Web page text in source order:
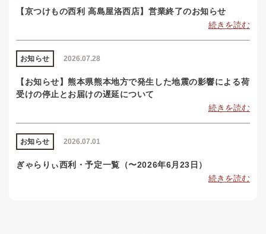
【京つけもの西利 高島屋洛西店】営業終了のお知らせ
続きを読む
2026.07.28
お知らせ
【お知らせ】熊本県熊本地方で発生した地震の影響による荷
受けの停止とお届けの遅延について
続きを読む
2026.07.01
お知らせ
ぎゃらりぃ西利・予定一覧（〜2026年6月23日）
続きを読む